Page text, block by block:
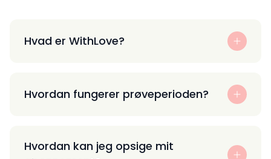
Hvad er WithLove?
Hvordan fungerer prøveperioden?
Hvordan kan jeg opsige mit